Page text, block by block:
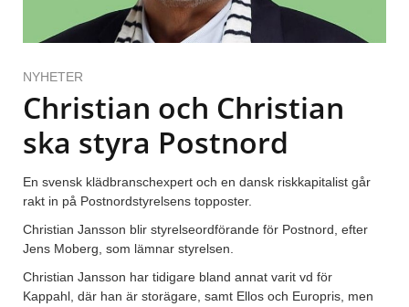
NYHETER
Christian och Christian
ska styra Postnord
En svensk klädbranschexpert och en dansk riskkapitalist går
rakt in på Postnordstyrelsens topposter.
Christian Jansson blir styrelseordförande för Postnord, efter
Jens Moberg, som lämnar styrelsen.
Christian Jansson har tidigare bland annat varit vd för
Kappahl, där han är storägare, samt Ellos och Europris, men